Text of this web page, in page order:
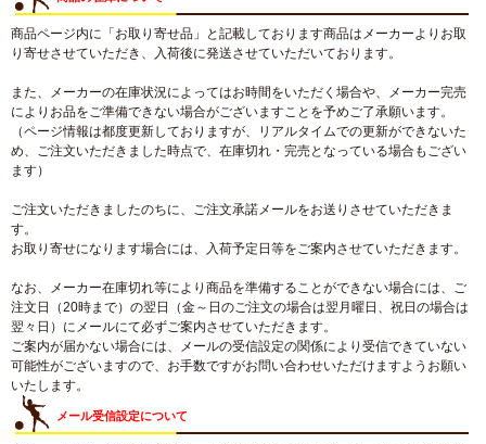
商品ページ内に「お取り寄せ品」と記載しております商品はメーカーよりお取
り寄せさせていただき、入荷後に発送させていただいております。
また、メーカーの在庫状況によってはお時間をいただく場合や、メーカー完売
によりお品をご準備できない場合がございますことを予めご了承願います。
（ページ情報は都度更新しておりますが、リアルタイムでの更新ができないた
め、ご注文いただきました時点で、在庫切れ・完売となっている場合もござい
ます）
ご注文いただきましたのちに、ご注文承諾メールをお送りさせていただきま
す。
お取り寄せになります場合には、入荷予定日等をご案内させていただきます。
なお、メーカー在庫切れ等により商品を準備することができない場合には、ご
注文日（20時まで）の翌日（金～日のご注文の場合は翌月曜日、祝日の場合は
翌々日）にメールにて必ずご案内させていただきます。
ご案内が届かない場合には、メールの受信設定の関係により受信できていない
可能性がございますので、お手数ですがお問い合わせいただけますようお願い
いたします。
メール受信設定について